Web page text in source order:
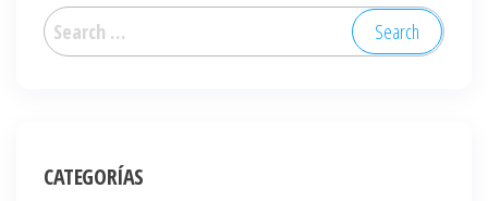
Search
for:
CATEGORÍAS